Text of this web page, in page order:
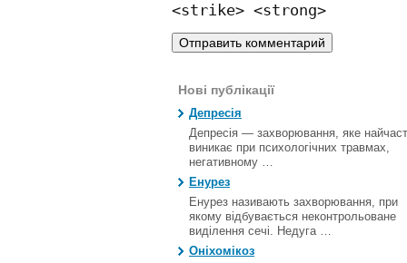
<strike> <strong>
Нові публікації
Депресія
Депресія — захворювання, яке
виникає при психологічних травмах,
негативному …
Енурез
Енурез називають захворювання, при
якому відбувається неконтрольоване
виділення сечі. Недуга …
Оніхомікоз